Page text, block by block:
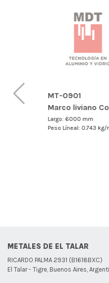
MT-0901
Marco liviano
Largo: 6000 mm
Peso Líneal: 0.743 kg/
METALES DE EL TALAR
RICARDO PALMA 2931 (B1618BXC)
El Talar - Tigre, Buenos Aires,